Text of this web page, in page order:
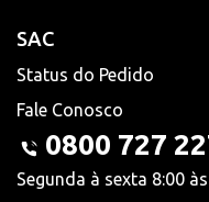
SAC
Status do Pedido
Fale Conosco
0800 727
Segunda à sexta 8:00